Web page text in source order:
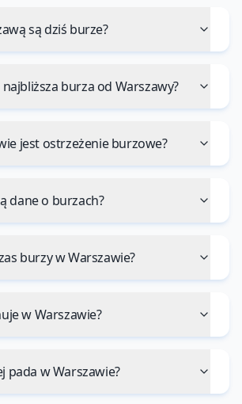
są dziś burze?
najbliższa burza od Warszawy?
jest ostrzeżenie burzowe?
dane o burzach?
burzy w Warszawie?
w Warszawie?
pada w Warszawie?